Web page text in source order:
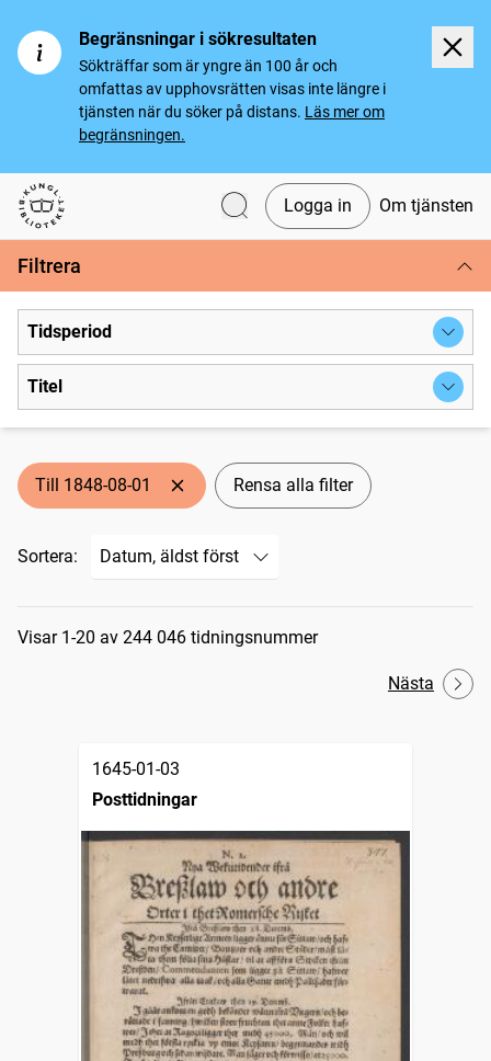
Begränsningar i sökresultaten
Sökträffar som är yngre än 100 år och
omfattas av upphovsrätten visas inte längre i
tjänsten när du söker på distans. Läs mer om
begränsningen.
Svenska tidningar
Logga in Om tjänsten
Filtrera
Tidsperiod
Titel
Till 1848-08-01 Rensa alla filter
Sortera:
Sökresultat
Visar 1-20 av 244 046 tidningsnummer
Nästa
1645-01-03
Posttidningar